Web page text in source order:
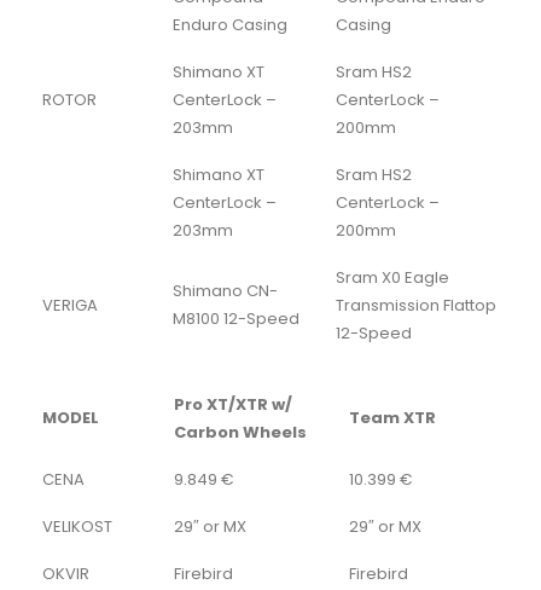
Enduro Casing
Casing
ROTOR
Shimano XT
CenterLock –
203mm
Sram HS2
CenterLock –
200mm
Shimano XT
CenterLock –
203mm
Sram HS2
CenterLock –
200mm
VERIGA
Shimano CN-
M8100 12-Speed
Sram X0 Eagle
Transmission Flattop
12-Speed
MODEL
Pro XT/XTR w/
Carbon Wheels
Team XTR
CENA 9.849 € 10.399 €
VELIKOST 29″ or MX 29″ or MX
OKVIR Firebird Firebird